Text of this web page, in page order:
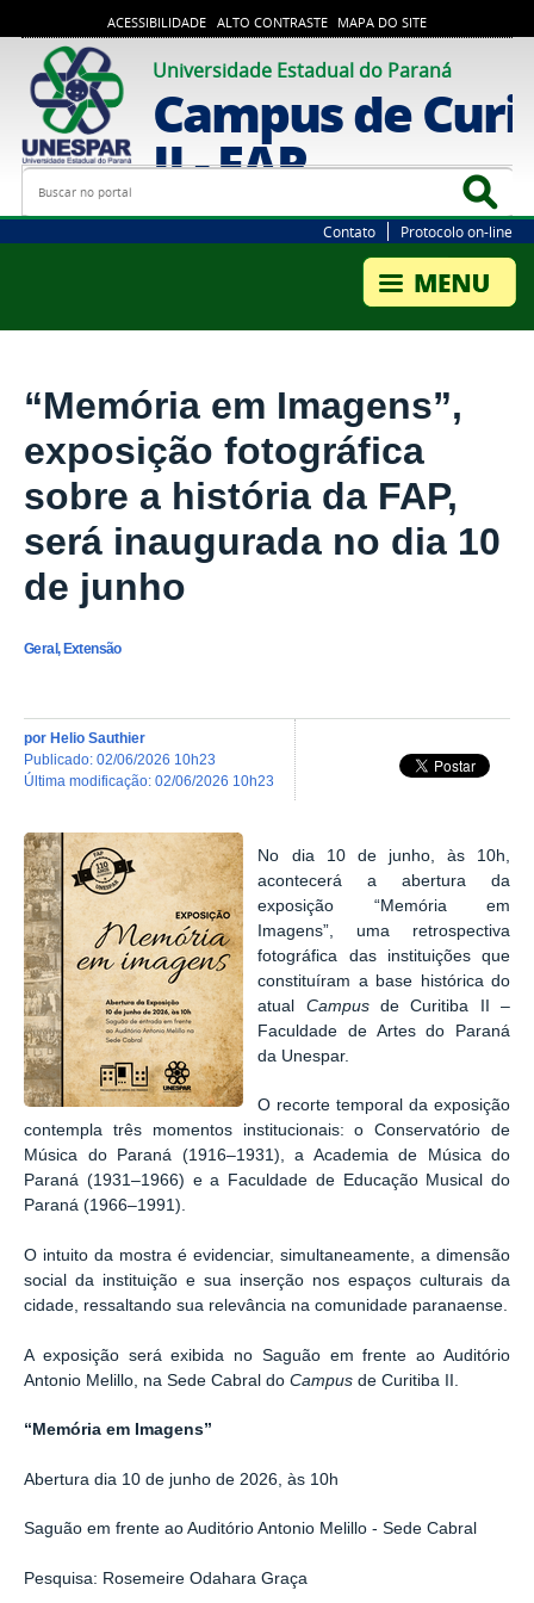
ACESSIBILIDADE ALTO CONTRASTE MAPA DO SITE
Universidade Estadual do Paraná
Campus de
II - FAP
Busca
Contato Protocolo on-line
“Memória em Imagens”,
exposição fotográfica
sobre a história da FAP,
será inaugurada no dia 10
de junho
Geral, Extensão
por Helio Sauthier
publicado: 02/06/2026 10h23
última modificação: 02/06/2026 10h23
No dia 10 de junho, às 10h,
acontecerá a abertura da
exposição “Memória em
Imagens”, uma retrospectiva
fotográfica das instituições que
constituíram a base histórica do
atual
Campusde Curitiba II –
Faculdade de Artes do Paraná
da Unespar.
O recorte temporal da exposição
contempla três momentos institucionais: o Conservatório de
Música do Paraná (1916–1931), a Academia de Música do
Paraná (1931–1966) e a Faculdade de Educação Musical do
Paraná (1966–1991).
O intuito da mostra é evidenciar, simultaneamente, a dimensão
social da instituição e sua inserção nos espaços culturais da
cidade, ressaltando sua relevância na comunidade paranaense.
A exposição será exibida no Saguão em frente ao Auditório
Antonio Melillo, na Sede Cabral do Campus de Curitiba II.
“Memória em Imagens”
Abertura dia 10 de junho de 2026, às 10h
Saguão em frente ao Auditório Antonio Melillo - Sede Cabral
Pesquisa: Rosemeire Odahara Graça